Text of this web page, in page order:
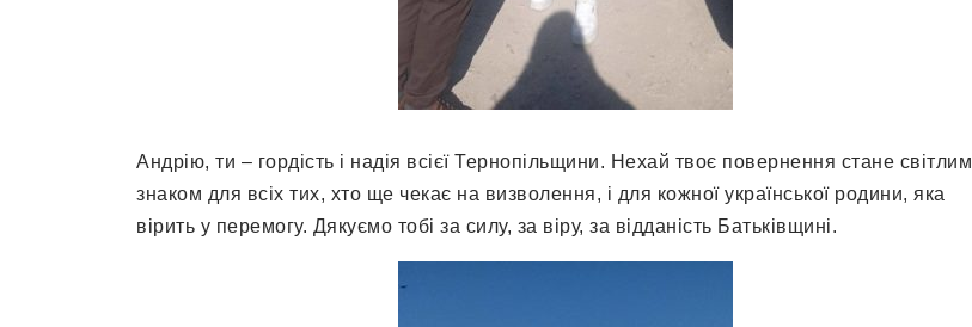
Андрію, ти – гордість і надія всієї Тернопільщини. Нехай твоє повернення стане світлим
знаком для всіх тих, хто ще чекає на визволення, і для кожної української родини, яка
вірить у перемогу. Дякуємо тобі за силу, за віру, за відданість Батьківщині.